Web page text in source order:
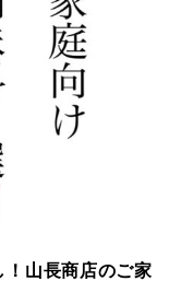
！山長商店のご家